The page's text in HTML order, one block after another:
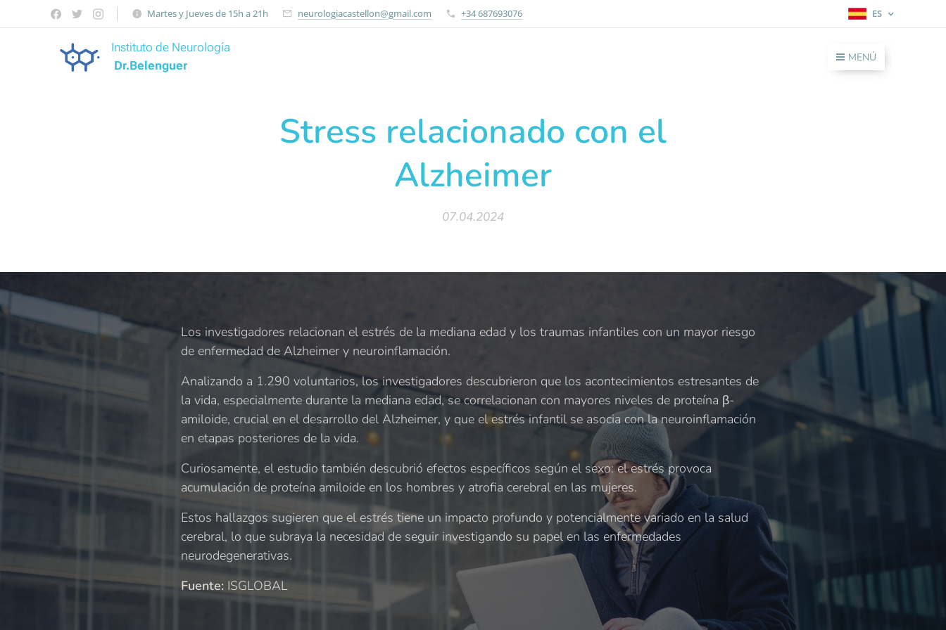
Martes y Jueves de 15h a 21h neurologiacastellon@gmail.com +34 687693076 ES
Instituto de Neurología
Dr.Belenguer
MENÚ
Stress relacionado con el
Alzheimer
07.04.2024
Los investigadores relacionan el estrés de la mediana edad y los traumas infantiles con un mayor riesgo
de enfermedad de Alzheimer y neuroinflamación.
Analizando a 1.290 voluntarios, los investigadores descubrieron que los acontecimientos estresantes de
la vida, especialmente durante la mediana edad, se correlacionan con mayores niveles de proteína β-
amiloide, crucial en el desarrollo del Alzheimer, y que el estrés infantil se asocia con la neuroinflamación
en etapas posteriores de la vida.
Curiosamente, el estudio también descubrió efectos específicos según el sexo: el estrés provoca
acumulación de proteína amiloide en los hombres y atrofia cerebral en las mujeres.
Estos hallazgos sugieren que el estrés tiene un impacto profundo y potencialmente variado en la salud
cerebral, lo que subraya la necesidad de seguir investigando su papel en las enfermedades
neurodegenerativas.
Fuente: ISGLOBAL